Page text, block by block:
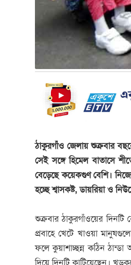
ঠাকুরগাঁও জেলায় শুক্রবার
সেই সঙ্গে হিমেল বাতাসে
বেড়েছে কয়েকগুণ বেশি।
হচ্ছে শ্বাসকষ্ট, ডায়রিয়া ও
শুক্রবার ঠাকুরগাঁওয়ের
প্রবাহে খেটে খাওয়া
ফলে কুয়াশাচ্ছন্ন কঠিন
দিয়ে দিনটি কাটিয়েছেন।